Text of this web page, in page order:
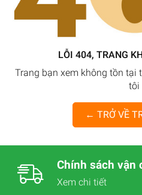
LỖI 404, TRANG
Trang bạn xem không tồn tại
tôi
← TRỞ VỀ
Chính sách vận
Xem chi tiết